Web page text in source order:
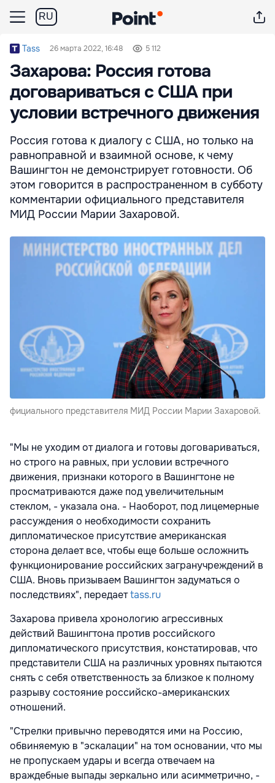
RU
Tass 26 марта 2022, 16:48 5 112
Захарова: Россия готова
договариваться с США при
условии встречного движения
Россия готова к диалогу с США, но только на
равноправной и взаимной основе, к чему
Вашингтон не демонстрирует готовности. Об
этом говорится в распространенном в субботу
комментарии официального представителя
МИД России Марии Захаровой.
фициального представителя МИД России Марии Захаровой.
"Мы не уходим от диалога и готовы договариваться,
но строго на равных, при условии встречного
движения, признаки которого в Вашингтоне не
просматриваются даже под увеличительным
стеклом, - указала она. - Наоборот, под лицемерные
рассуждения о необходимости сохранить
дипломатическое присутствие американская
сторона делает все, чтобы еще больше осложнить
функционирование российских загранучреждений в
США. Вновь призываем Вашингтон задуматься о
последствиях", передаетtass.ru
Захарова привела хронологию агрессивных
действий Вашингтона против российского
дипломатического присутствия, констатировав, что
представители США на различных уровнях пытаются
снять с себя ответственность за близкое к полному
разрыву состояние российско-американских
отношений.
"Стрелки привычно переводятся ими на Россию,
обвиняемую в "эскалации" на том основании, что мы
не пропускаем удары и всегда отвечаем на
враждебные выпады зеркально или асимметрично, -